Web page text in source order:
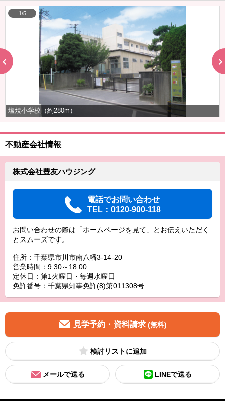
塩焼小学校（約280m）
1/5
不動産会社情報
株式会社豊友ハウジング
電話でお問い合わせ
TEL：0120-900-118
お問い合わせの際は「ホームページを見て」とお伝えいただく
とスムーズです。
住所：千葉県市川市南八幡3-14-20
営業時間：9:30～18:00
定休日：第1火曜日・毎週水曜日
免許番号：千葉県知事免許(8)第011308号
見学予約・資料請求 (無料)
検討リスト
メールで送る LINEで送る